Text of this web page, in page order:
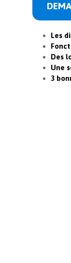
Les
Des
Une
3